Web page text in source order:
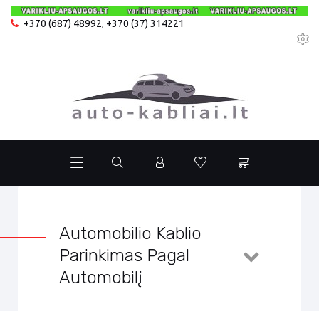
+370 (687) 48992, +370 (37) 314221
Automobilio Kablio
Parinkimas Pagal
Automobilį